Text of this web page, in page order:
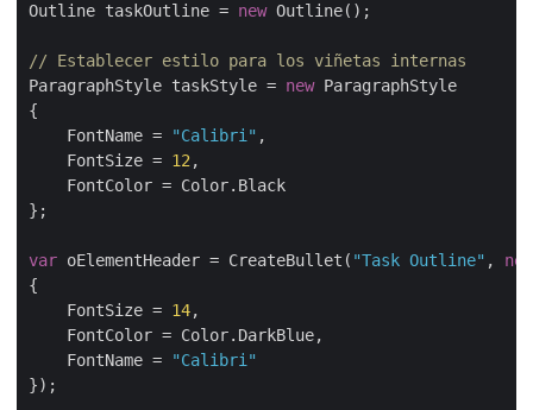
Outline taskOutline = new Outline();
// Establecer estilo para los viñetas internas
ParagraphStyle taskStyle = new ParagraphStyle
{
    FontName =
"Calibri" ,
    FontSize =
12,
    FontColor = Color.Black
};
var oElementHeader = CreateBullet( "Task Outline" , new
{
    FontSize =
14,
    FontColor = Color.DarkBlue,
    FontName =
"Calibri"
});